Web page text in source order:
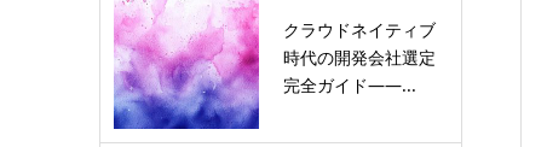
クラウドネイティブ
時代の開発会社選定
完全ガイド――...